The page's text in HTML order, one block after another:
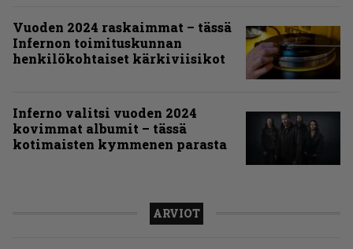
Vuoden 2024 raskaimmat – tässä
Infernon toimituskunnan
henkilökohtaiset kärkiviisikot
Inferno valitsi vuoden 2024
kovimmat albumit – tässä
kotimaisten kymmenen parasta
ARVIOT